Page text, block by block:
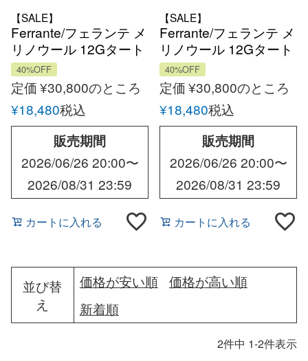
【SALE】
Ferrante/フェランテ メ
リノウール 12Gタート
ルネックニット
40%OFF
定価¥30,800のところ
¥18,480税込
販売期間
2026/06/26 20:00〜
2026/08/31 23:59
カートに入れる
【SALE】
Ferrante/フェランテ メ
リノウール 12Gタート
ルネックニット
40%OFF
定価¥30,800のところ
¥18,480税込
販売期間
2026/06/26 20:00〜
2026/08/31 23:59
カートに入れる
並び替
え
価格が安い順
価格が高い順
新着順
2件中 1-2件表示